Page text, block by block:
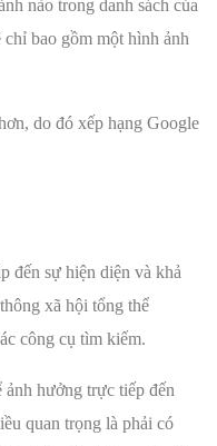
nào trong danh sách của
bao gồm một hình ảnh
do đó xếp hạng Google
đến sự hiện diện và khả
xã hội tổng thể
công cụ tìm kiếm.
hưởng trực tiếp đến
quan trọng là phải có